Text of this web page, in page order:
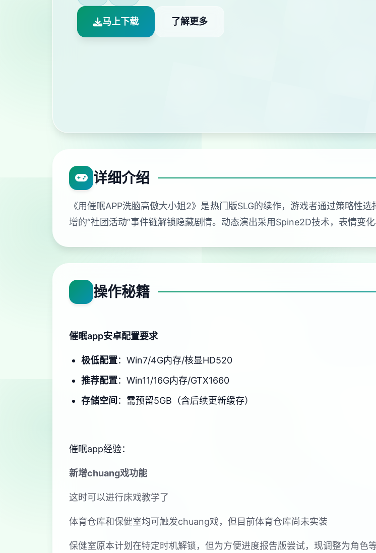
马上下载 了解更多
详细介绍
《用催眠APP洗脑高傲大小姐2》是热门版SLG的续作，游戏者通过策略性
增的“社团活动”事件链解锁隐藏剧情。动态演出采用Spine2D技术，表情变
操作秘籍
催眠app安卓配置要求
​极低配置​​：Win7/4G内存/核显HD520
​推荐配置​​：Win11/16G内存/GTX1660
​存储空间​ ​：需预留5GB（含后续更新缓存）
催眠app经验：
新增chuang戏功能
这时可以进行床戏教学了
体育仓库和保健室均可触发chuang戏，但目前体育仓库尚未实装
保健室原本计划在特定时机解锁，但为方便进度报告版尝试，现调整为角色